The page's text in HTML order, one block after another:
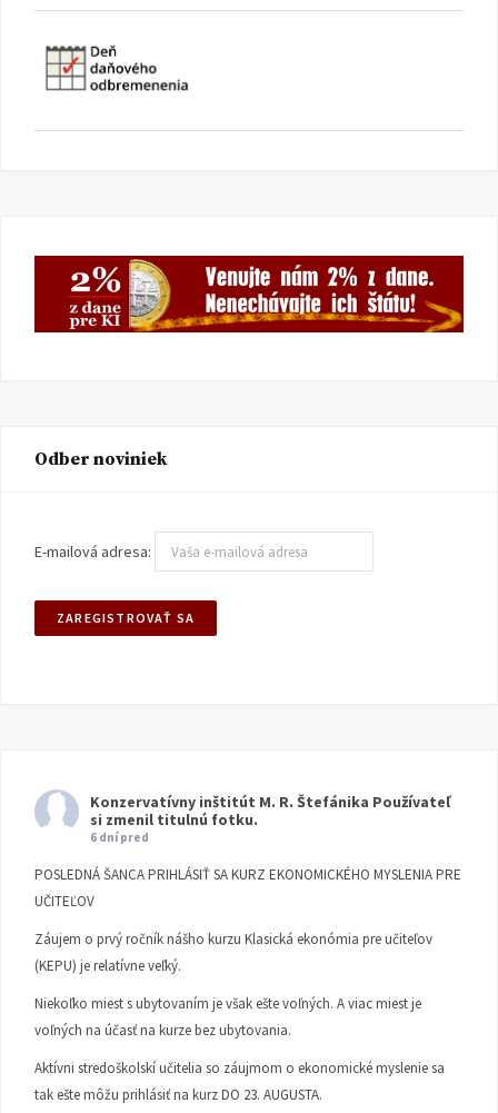
Odber noviniek
E-mailová adresa:
Konzervatívny inštitút M. R. Štefánika Používateľ
si zmenil titulnú fotku.
6 dní pred
POSLEDNÁ ŠANCA PRIHLÁSIŤ SA KURZ EKONOMICKÉHO MYSLENIA PRE
UČITEĽOV
Záujem o prvý ročník nášho kurzu Klasická ekonómia pre učiteľov
(KEPU) je relatívne veľký.
Niekoľko miest s ubytovaním je však ešte voľných. A viac miest je
voľných na účasť na kurze bez ubytovania.
Aktívni stredoškolskí učitelia so záujmom o ekonomické myslenie sa
tak ešte môžu prihlásiť na kurz DO 23. AUGUSTA.